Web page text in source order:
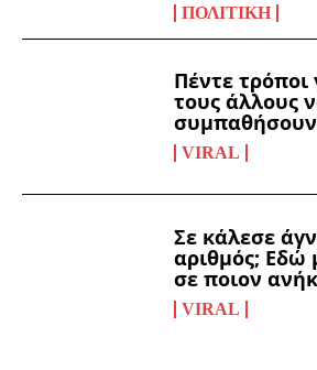
ΠΟΛΙΤΙΚΉ
Πέντε τρόποι
τους άλλους
συμπαθήσουν
VIRAL
Σε κάλεσε
αριθμός; Εδώ
σε ποιον
VIRAL